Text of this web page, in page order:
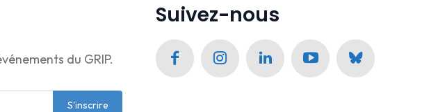
du GRIP.
S'inscrire
Suivez-nous